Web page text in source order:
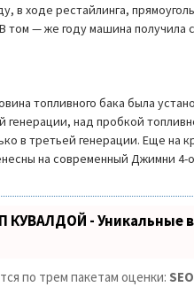
в ходе рестайлинга,
том — же году машина получила
топливного бака была
генерации, над пробкой
в третьей генерации. Еще на
на современный Джимни 4-
КУВАЛДОЙ - Уникальные
по трем пакетам оценки: